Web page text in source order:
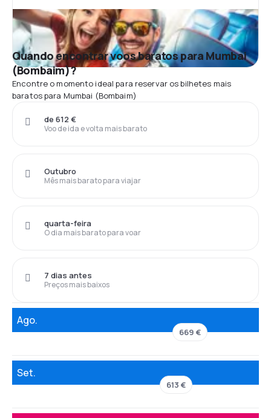
Quando encontrar voos baratos para Mumbai
(Bombaim)?
Encontre o momento ideal para reservar os bilhetes mais
baratos para Mumbai (Bombaim)
Voo de ida e volta mais barato
de 612 €
Mês mais barato para viajar
Outubro
O dia mais barato para voar
quarta-feira
Preços mais baixos
7 dias antes
Ago.
669 €
Set.
613 €